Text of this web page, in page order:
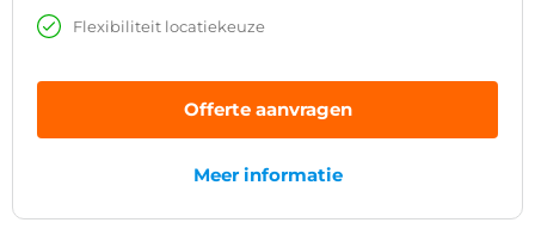
Flexibiliteit locatiekeuze
Offerte aanvragen
Meer informatie